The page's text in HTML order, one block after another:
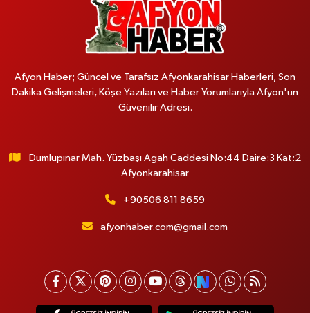
Afyon Haber; Güncel ve Tarafsız Afyonkarahisar Haberleri, Son
Dakika Gelişmeleri, Köşe Yazıları ve Haber Yorumlarıyla Afyon'un
Güvenilir Adresi.
Dumlupınar Mah. Yüzbaşı Agah Caddesi No:44 Daire:3 Kat:2
Afyonkarahisar
+90506 811 8659
afyonhaber.com@gmail.com